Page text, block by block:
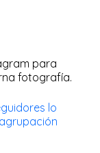
para
fotografía.
lo